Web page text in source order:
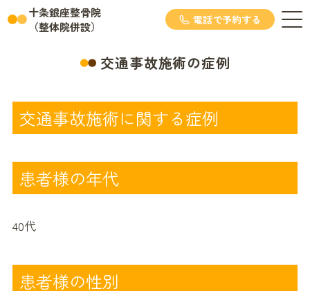
十条銀座整骨院
（整体院併設）
電話で予約する
交通事故施術の症例
交通事故施術に関する症例
患者様の年代
40代
患者様の性別